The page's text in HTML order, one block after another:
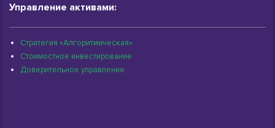
Управление активами:
Стратегия «Алгоритмическая»
Стоимостное инвестирование
Доверительное управление